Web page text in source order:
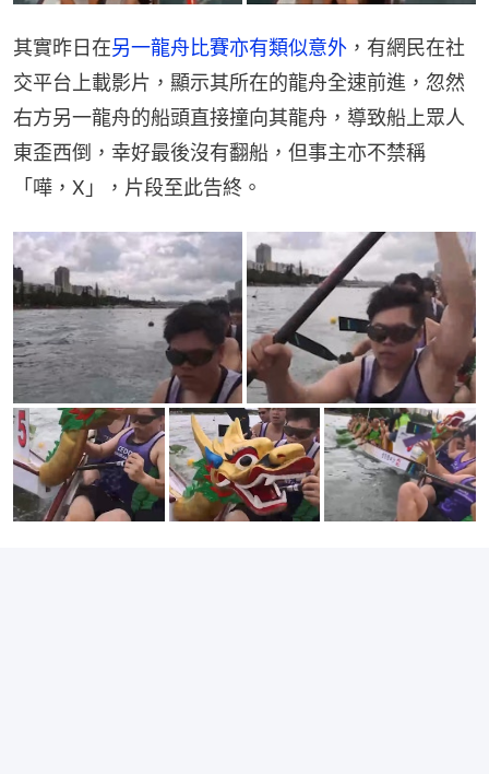
其實昨日在另一龍舟比賽亦有類似意外 ，有網民在社
交平台上載影片，顯示其所在的龍舟全速前進，忽然
右方另一龍舟的船頭直接撞向其龍舟，導致船上眾人
東歪西倒，幸好最後沒有翻船，但事主亦不禁稱
「嘩，X」，片段至此告終。